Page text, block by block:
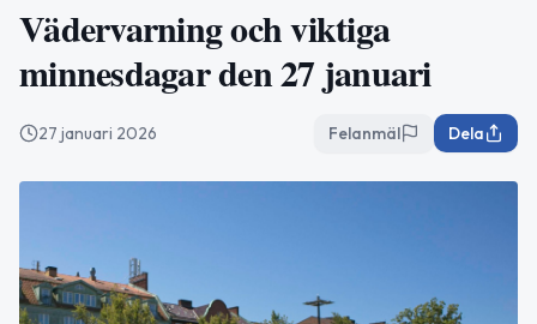
Vädervarning och viktiga
minnesdagar den 27 januari
27 januari 2026 Felanmäl Dela